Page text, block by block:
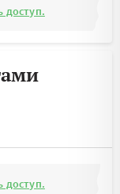
доступ.
доступ.